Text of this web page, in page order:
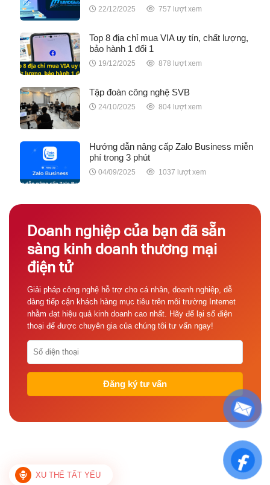
22/12/2025 757 lượt xem
Top 8 địa chỉ mua VIA uy tín, chất lượng,
bảo hành 1 đổi 1
19/12/2025 878 lượt xem
Tập đoàn công nghệ SVB
24/10/2025 804 lượt xem
Hướng dẫn nâng cấp Zalo Business miễn
phí trong 3 phút
04/09/2025 1037 lượt xem
Doanh nghiệp của bạn đã sẵn
sàng kinh doanh thương mại
điện tử
Giải pháp công nghệ hỗ trợ cho cá nhân, doanh nghiệp, dễ
dàng tiếp cận khách hàng mục tiêu trên môi trường Internet
nhằm đạt hiệu quả kinh doanh cao nhất. Hãy để lại số điện
thoại để được chuyên gia của chúng tôi tư vấn ngay!
XU THẾ TẤT YẾU